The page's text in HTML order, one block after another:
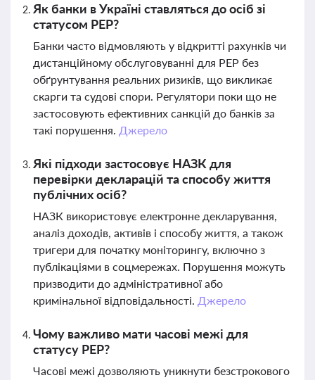
Як банки в Україні ставляться до осіб зі
статусом PEP?
Банки часто відмовляють у відкритті рахунків чи
дистанційному обслуговуванні для PEP без
обґрунтування реальних ризиків, що викликає
скарги та судові спори. Регулятори поки що не
застосовують ефективних санкцій до банків за
такі порушення. Джерело
Які підходи застосовує НАЗК для
перевірки декларацій та способу життя
публічних осіб?
НАЗК використовує електронне декларування,
аналіз доходів, активів і способу життя, а також
тригери для початку моніторингу, включно з
публікаціями в соцмережах. Порушення можуть
призводити до адміністративної або
кримінальної відповідальності. Джерело
Чому важливо мати часові межі для
статусу PEP?
Часові межі дозволяють уникнути безстрокового